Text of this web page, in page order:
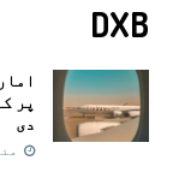
DXB
پر
دی
مئی 30,